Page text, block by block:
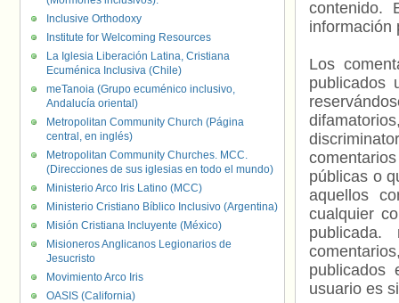
contenido.
información
Los
publicados
públicas o
aquellos
cualquier
usuario es
Inclusive Orthodoxy
Institute for Welcoming Resources
La Iglesia Liberación Latina, Cristiana
Ecuménica Inclusiva (Chile)
meTanoia (Grupo ecuménico inclusivo,
Andalucía oriental)
Metropolitan Community Church (Página
central, en inglés)
Metropolitan Community Churches. MCC.
(Direcciones de sus iglesias en todo el mundo)
Ministerio Arco Iris Latino (MCC)
Ministerio Cristiano Bíblico Inclusivo (Argentina)
Misión Cristiana Incluyente (México)
Misioneros Anglicanos Legionarios de
Jesucristo
Movimiento Arco Iris
OASIS (California)